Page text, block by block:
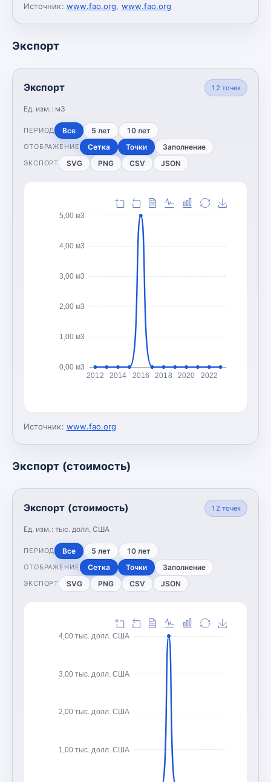
Источник: www.fao.org, www.fao.org
Экспорт
Экспорт
Ед. изм.: м3
12 точек
ПЕРИОД Все 5 лет 10 лет
ОТОБРАЖЕНИЕ Сетка Точки Заполнение
ЭКСПОРТ SVG PNG CSV JSON
0,00 м3
1,00 м3
2,00 м3
3,00 м3
4,00 м3
5,00 м3
2012 2014 2016 2018 2020 2022
Источник: www.fao.org
Экспорт (стоимость)
Экспорт (стоимость)
Ед. изм.: тыс. долл. США
12 точек
ПЕРИОД Все 5 лет 10 лет
ОТОБРАЖЕНИЕ Сетка Точки Заполнение
ЭКСПОРТ SVG PNG CSV JSON
1,00 тыс. долл. США
2,00 тыс. долл. США
3,00 тыс. долл. США
4,00 тыс. долл. США